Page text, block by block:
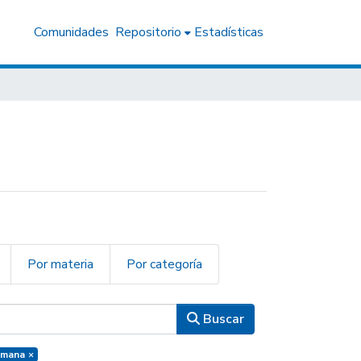
Comunidades Repositorio Estadísticas
Por materia Por categoría
Buscar
×